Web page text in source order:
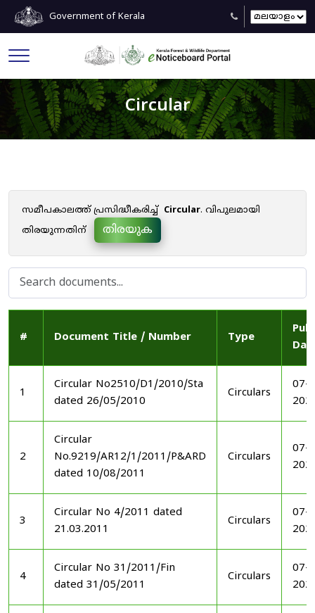
Government of Kerala
Circular
സമീപകാലത്ത് പ്രസിദ്ധീകരിച്ച് Circular. വിപുലമായി
തിരയുന്നതിന്
തിരയുക
# Document Title / Number Type
1
Circular No2510/D1/2010/Sta
dated 26/05/2010
Circulars
07-
2
Circular
No.9219/AR12/1/2011/P&ARD
dated 10/08/2011
Circulars
07-
3
Circular No 4/2011 dated
21.03.2011
Circulars
07-
4
Circular No 31/2011/Fin
dated 31/05/2011
Circulars
07-